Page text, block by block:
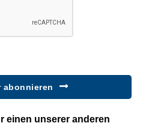
abonnieren
einen unserer anderen